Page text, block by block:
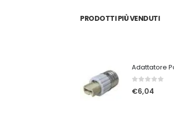
PRODOTTI PIÙ VENDUTI
Su 5
€6,04